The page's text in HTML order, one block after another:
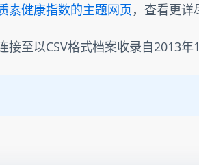
素健康指数的主题网页，查看更详
接至以CSV格式档案收录自2013